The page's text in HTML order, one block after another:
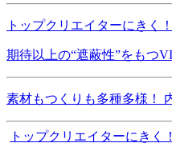
トップクリエイターにきく！
期待以上の“遮蔽性”をもつ
素材もつくりも多種多様！
トップクリエイターにきく！